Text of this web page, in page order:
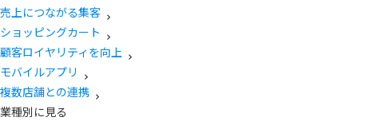
売上につながる集客
ショッピングカート
顧客ロイヤリティを向上
モバイルアプリ
複数店舗との連携
業種別に見る